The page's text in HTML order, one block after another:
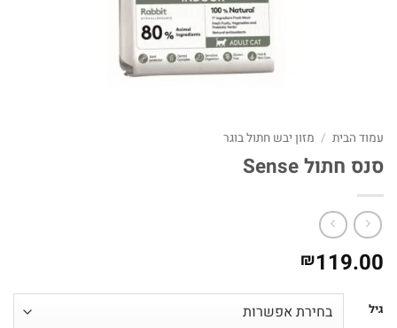
עמוד הבית / מזון יבש חתול בוגר
סנס חתול Sense
₪119.00
גיל